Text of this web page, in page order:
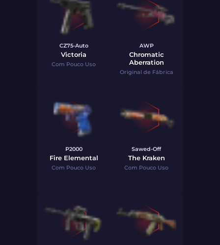
CZ75-Auto
Victoria
Com Pouco Uso
AWP
Chromatic
Aberration
Original de Fábrica
P2000
Fire Elemental
Com Pouco Uso
Sawed-Off
The Kraken
Com Pouco Uso